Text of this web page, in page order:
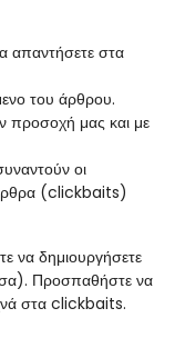
απαντήσετε στα
του άρθρου.
προσοχή μας και με
οι
άρθρα (clickbaits)
να δημιουργήσετε
Προσπαθήστε να
στα clickbaits.